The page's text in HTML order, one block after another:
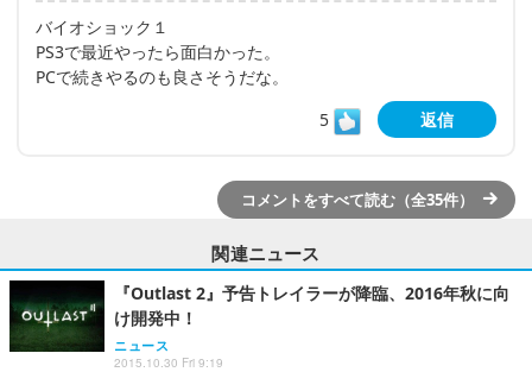
バイオショック１
PS3で最近やったら面白かった。
PCで続きやるのも良さそうだな。
5
返信
コメントをすべて読む（全35件）
関連ニュース
『Outlast 2』予告トレイラーが降臨、2016年秋に向
け開発中！
ニュース
2015.10.30 Fri 9:19